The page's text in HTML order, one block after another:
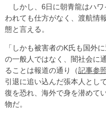
しかし、6日に朝青龍はハワ
われても仕方がなく、渡航情
態と言える。
「しかも被害者のK氏も国外
の一般人ではなく、闇社会に
ることは報道の通り（記事参
引退に追い込んだ張本人とし
復を恐れ、海外で身を潜めて
物だ。